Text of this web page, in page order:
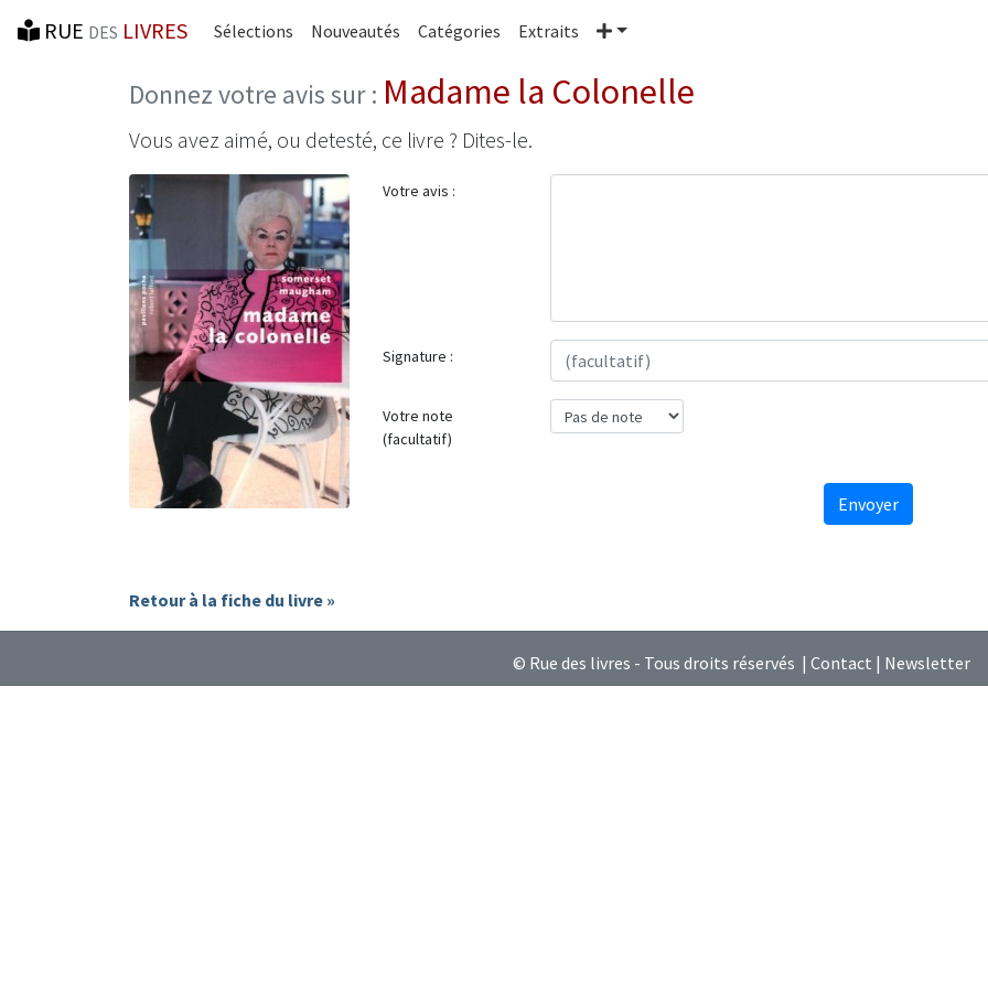
RUE DES LIVRES Sélections Nouveautés Catégories Extraits Plus
Donnez votre avis sur : Madame la Colonelle
Vous avez aimé, ou detesté, ce livre ? Dites-le.
Votre avis :
Signature :
Votre note
(facultatif)
Envoyer
Retour à la fiche du livre »
© Rue des livres - Tous droits réservés | Contact | Newsletter